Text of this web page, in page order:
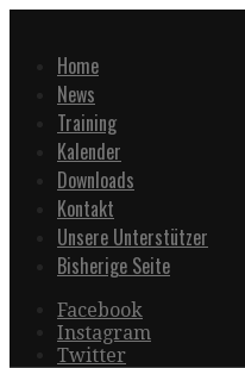
springen
Home
News
Training
Kalender
Downloads
Kontakt
Unsere Unterstützer
Bisherige Seite
Facebook
Instagram
Twitter